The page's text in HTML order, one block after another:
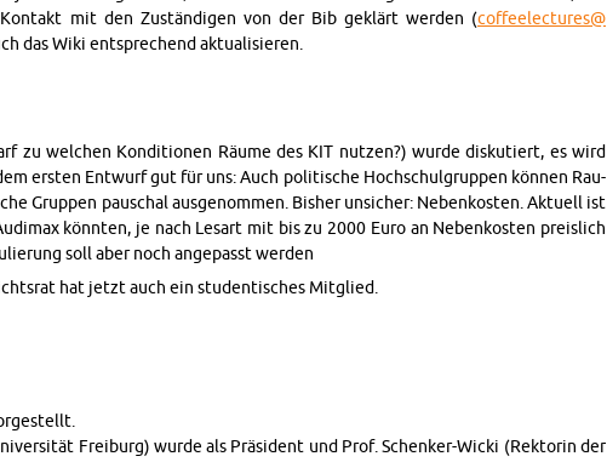
mit den Zuständi­gen von der Bib geklärt wer­den (cof​feel​ectu​res@​
das Wiki entsprechend ak­tu­al­isieren.
zu welchen Kon­di­tio­nen Räume des KIT nutzen?) wurde disku­tiert, es wird
er­sten En­twurf gut für uns: Auch poli­tis­che Hochschul­grup­pen können Rau­
Grup­pen pauschal ausgenom­men. Bisher un­sicher: Nebenkosten. Ak­tuell ist
könnten, je nach Lesart mit bis zu 2000 Euro an Nebenkosten preis­lich
soll aber noch angepasst wer­den
hat jetzt auch ein stu­den­tis­ches Mit­glied.
Freiburg) wurde als Präsident und Prof. Schenker-Wicki (Rek­torin der